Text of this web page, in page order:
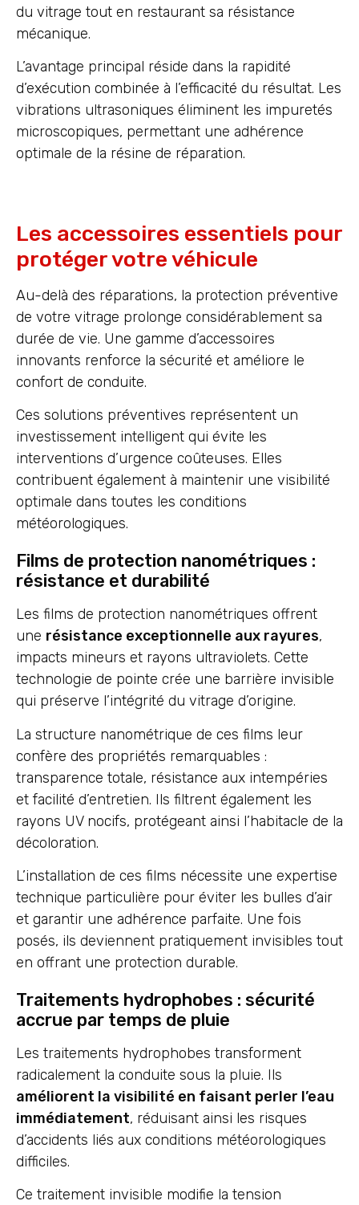
du vitrage tout en restaurant sa résistance
mécanique.
L’avantage principal réside dans la rapidité
d’exécution combinée à l’efficacité du résultat. Les
vibrations ultrasoniques éliminent les impuretés
microscopiques, permettant une adhérence
optimale de la résine de réparation.
Les accessoires essentiels pour
protéger votre véhicule
Au-delà des réparations, la protection préventive
de votre vitrage prolonge considérablement sa
durée de vie. Une gamme d’accessoires
innovants renforce la sécurité et améliore le
confort de conduite.
Ces solutions préventives représentent un
investissement intelligent qui évite les
interventions d’urgence coûteuses. Elles
contribuent également à maintenir une visibilité
optimale dans toutes les conditions
météorologiques.
Films de protection nanométriques :
résistance et durabilité
Les films de protection nanométriques offrent
une résistance exceptionnelle aux rayures,
impacts mineurs et rayons ultraviolets. Cette
technologie de pointe crée une barrière invisible
qui préserve l’intégrité du vitrage d’origine.
La structure nanométrique de ces films leur
confère des propriétés remarquables :
transparence totale, résistance aux intempéries
et facilité d’entretien. Ils filtrent également les
rayons UV nocifs, protégeant ainsi l’habitacle de la
décoloration.
L’installation de ces films nécessite une expertise
technique particulière pour éviter les bulles d’air
et garantir une adhérence parfaite. Une fois
posés, ils deviennent pratiquement invisibles tout
en offrant une protection durable.
Traitements hydrophobes : sécurité
accrue par temps de pluie
Les traitements hydrophobes transforment
radicalement la conduite sous la pluie. Ils
améliorent la visibilité en faisant perler l’eau
immédiatement, réduisant ainsi les risques
d’accidents liés aux conditions météorologiques
difficiles.
Ce traitement invisible modifie la tension